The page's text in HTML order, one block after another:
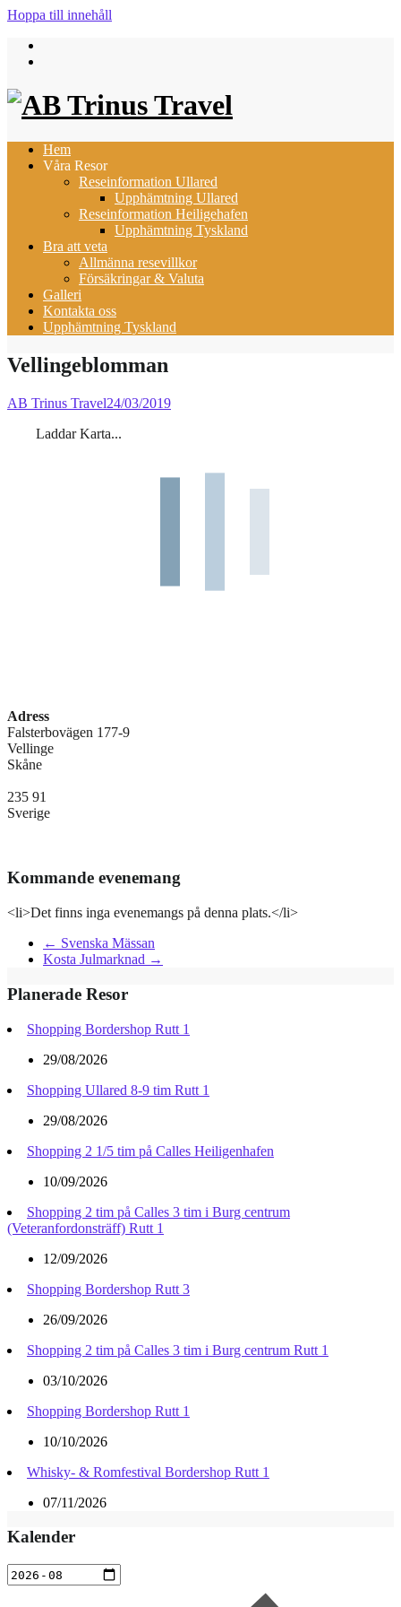
Hoppa till innehåll
Hem
Våra Resor
Reseinformation Ullared
Upphämtning Ullared
Reseinformation Heiligehafen
Upphämtning Tyskland
Bra att veta
Allmänna resevillkor
Försäkringar & Valuta
Galleri
Kontakta oss
Upphämtning Tyskland
Vellingeblomman
AB Trinus Travel24/03/2019
Laddar Karta...
Adress
Falsterbovägen 177-9
Vellinge
Skåne
235 91
Sverige
Kommande evenemang
<li>Det finns inga evenemangs på denna plats.</li>
← Svenska Mässan
Kosta Julmarknad →
Planerade Resor
Shopping Bordershop Rutt 1
29/08/2026
Shopping Ullared 8-9 tim Rutt 1
29/08/2026
Shopping 2 1/5 tim på Calles Heiligenhafen
10/09/2026
Shopping 2 tim på Calles 3 tim i Burg centrum
(Veteranfordonsträff) Rutt 1
12/09/2026
Shopping Bordershop Rutt 3
26/09/2026
Shopping 2 tim på Calles 3 tim i Burg centrum Rutt 1
03/10/2026
Shopping Bordershop Rutt 1
10/10/2026
Whisky- & Romfestival Bordershop Rutt 1
07/11/2026
Kalender